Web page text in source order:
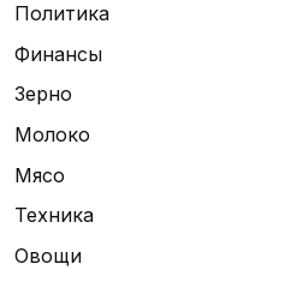
Политика
Финансы
Зерно
Молоко
Мясо
Техника
Овощи